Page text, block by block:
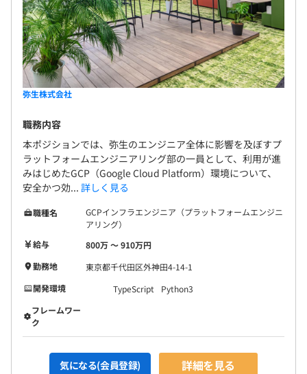
弥生株式会社
職務内容
本ポジションでは、弥生のエンジニア全体に影響を及ぼすプ
ラットフォームエンジニアリング部の一員として、利用が進
みはじめたGCP（Google Cloud Platform）環境について、
安全かつ効... 詳しく見る
職種名
GCPインフラエンジニア（プラットフォームエンジニ
アリング）
給与
800万 〜 910万円
勤務地
東京都千代田区外神田4-14-1
開発環境
TypeScript
Python3
フレームワー
ク
気になる(会員登録) 詳細を見る